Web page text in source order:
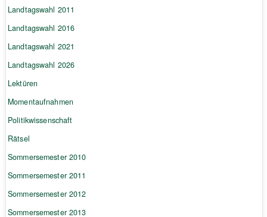
Landtagswahl 2011
Landtagswahl 2016
Landtagswahl 2021
Landtagswahl 2026
Lektüren
Momentaufnahmen
Politikwissenschaft
Rätsel
Sommersemester 2010
Sommersemester 2011
Sommersemester 2012
Sommersemester 2013